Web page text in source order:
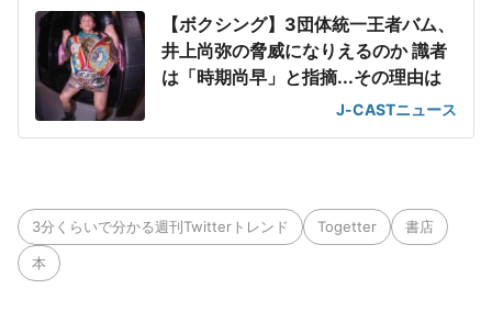
【ボクシング】3団体統一王者バム、
井上尚弥の脅威になりえるのか 識者
は「時期尚早」と指摘...その理由は
J-CASTニュース
3分くらいで分かる週刊Twitterトレンド Togetter 書店
本